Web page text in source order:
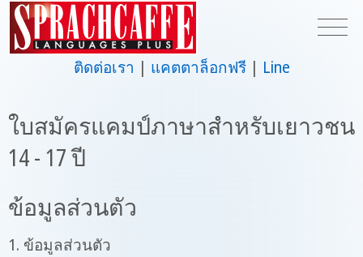
ติดต่อเรา แคตตาล็อกฟรี Line
ใบสมัครแคมป์ภาษาสำหรับเยาวชน
14 - 17 ปี
ข้อมูลส่วนตัว
1. ข้อมูลส่วนตัว